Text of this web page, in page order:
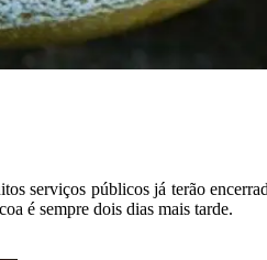
serviços públicos já terão
é sempre dois dias mais tarde.